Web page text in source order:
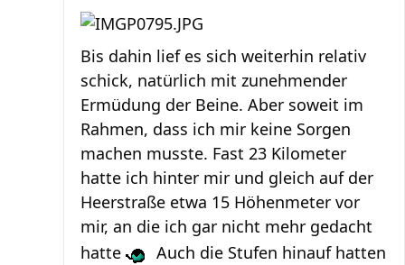
Bis dahin lief es sich weiterhin relativ
schick, natürlich mit zunehmender
Ermüdung der Beine. Aber soweit im
Rahmen, dass ich mir keine Sorgen
machen musste. Fast 23 Kilometer
hatte ich hinter mir und gleich auf der
Heerstraße etwa 15 Höhenmeter vor
mir, an die ich gar nicht mehr gedacht
hatte
Auch die Stufen hinauf hatten